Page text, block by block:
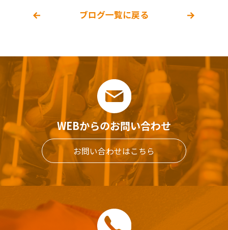
ブログ一覧に戻る
WEBからのお問い合わせ
お問い合わせはこちら